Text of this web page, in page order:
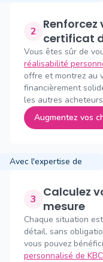
2 Renforcez votre offre avec un
certificat
Vous êtes sûr de
réalisabilité
offre et montrez au
financièrement
les autres
Augmentez vos
Avec l'expertise de
3
Calculez votre crédit immobilier sur
mesure
Chaque situation
détail, sans
vous pouvez
personnalisé de KBC